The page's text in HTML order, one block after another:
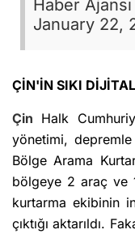
Haber
January 22,
ÇİN'İN SIKI
Çin Halk
yönetimi,
Bölge Arama
bölgeye 2 araç ve
kurtarma ekibinin
çıktığı aktarıldı.